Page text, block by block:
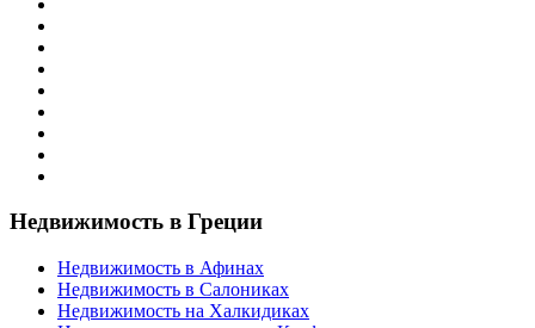
Недвижимость в Греции
Недвижимость в Афинах
Недвижимость в Салониках
Недвижимость на Халкидиках